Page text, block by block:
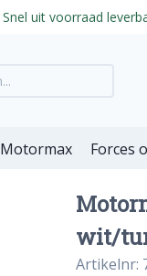
Snel uit voorraad
Motormax Forces
wit/
Artikelnr: